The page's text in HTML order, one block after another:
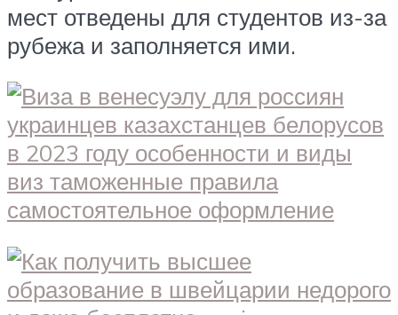
мест отведены для студентов из-за
рубежа и заполняется ими.